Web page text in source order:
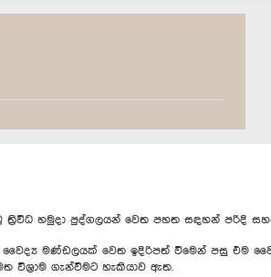
හමුදා පුද්ගලයන් වෙත පහත සඳහන් පරිදි
මණ්ඩලයක් වෙත ඉදිරිපත් වීමෙන් පසු එම වෛද්‍ය
ගැන්වීමට හැකියාව ඇත.